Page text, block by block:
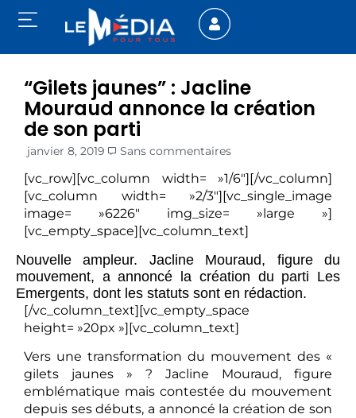
“Gilets jaunes” : Jacline
Mouraud annonce la création
de son parti
janvier 8, 2019 Sans commentaires
[vc_row][vc_column width= »1/6″][/vc_column]
[vc_column width= »2/3″][vc_single_image
image= »6226″ img_size= »large »]
[vc_empty_space][vc_column_text]
Nouvelle ampleur. Jacline Mouraud, figure du
mouvement, a annoncé la création du parti Les
Emergents, dont les statuts sont en rédaction.
[/vc_column_text][vc_empty_space
height= »20px »][vc_column_text]
Vers une transformation du mouvement des «
gilets jaunes » ? Jacline Mouraud, figure
emblématique mais contestée du mouvement
depuis ses débuts, a annoncé la création de son